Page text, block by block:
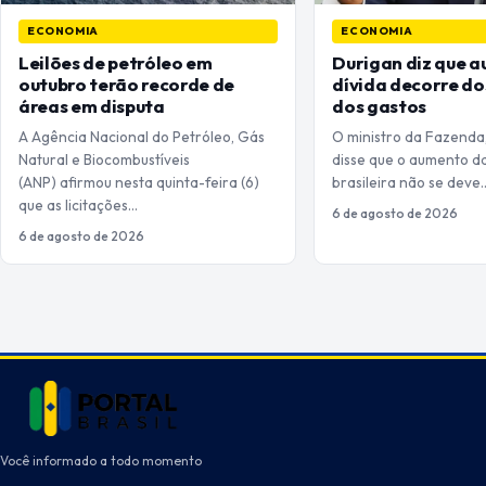
ECONOMIA
Leilões de petróleo em
outubro terão recorde de
áreas em disputa
A Agência Nacional do Petróleo, Gás
Natural e Biocombustíveis
(ANP) afirmou nesta quinta-feira (6)
que as licitações…
6 de agosto de 2026
ECONOMIA
Durigan diz que
dívida decorre
dos gastos
O ministro da
disse que o aumento
brasileira não se
6 de agosto de 2026
Você informado a todo momento